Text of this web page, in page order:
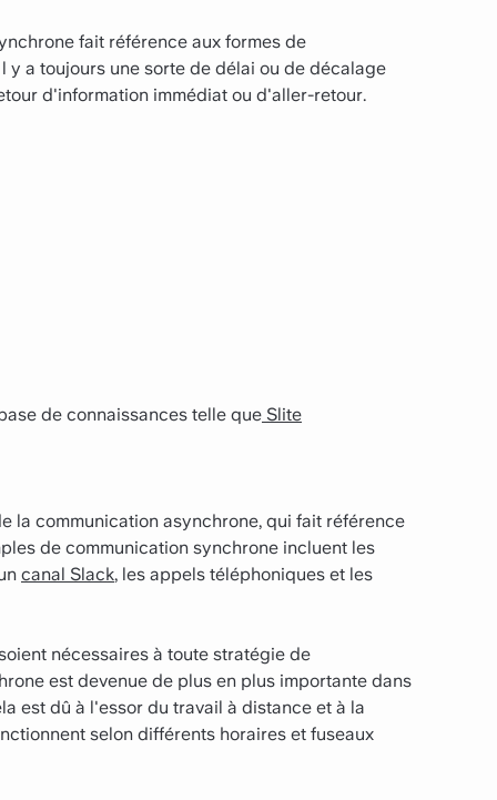
fait référence aux formes de
y a toujours une sorte de délai ou de décalage
d'information immédiat ou d'aller-retour.
de connaissances telle que Slite
la communication asynchrone, qui fait référence
de communication synchrone incluent les
canal Slack, les appels téléphoniques et les
nécessaires à toute stratégie de
est devenue de plus en plus importante dans
est dû à l'essor du travail à distance et à la
selon différents horaires et fuseaux